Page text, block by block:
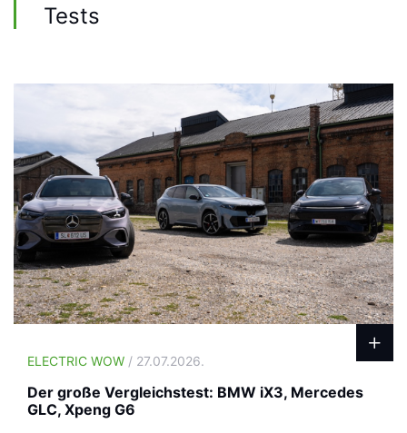
Tests
ELECTRIC WOW / 27.07.2026.
Der große Vergleichstest: BMW iX3, Mercedes
GLC, Xpeng G6